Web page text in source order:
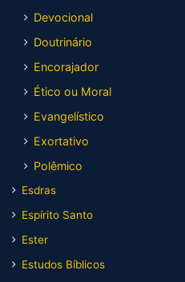
Devocional
Doutrinário
Encorajador
Ético ou Moral
Evangelístico
Exortativo
Polêmico
Esdras
Espírito Santo
Ester
Estudos Bíblicos